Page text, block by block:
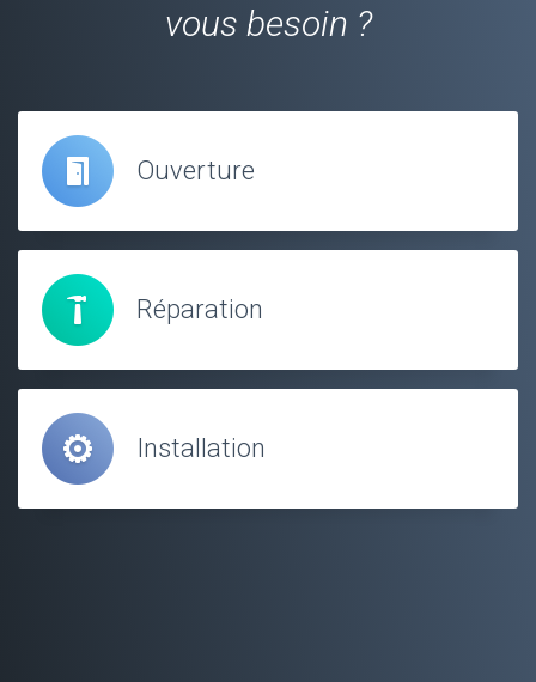
vous besoin ?
Ouverture
Réparation
Installation